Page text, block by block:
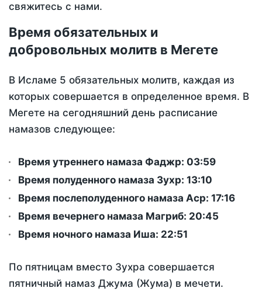
свяжитесь с нами.
Время обязательных и
добровольных молитв в Мегете
В Исламе 5 обязательных молитв, каждая из
которых совершается в определенное время. В
Мегете на сегодняшний день расписание
намазов следующее:
Время утреннего намаза Фаджр: 03:59
Время полуденного намаза Зухр: 13:10
Время послеполуденного намаза Аср: 17:16
Время вечернего намаза Магриб: 20:45
Время ночного намаза Иша: 22:51
По пятницам вместо Зухра совершается
пятничный намаз Джума (Жума) в мечети.